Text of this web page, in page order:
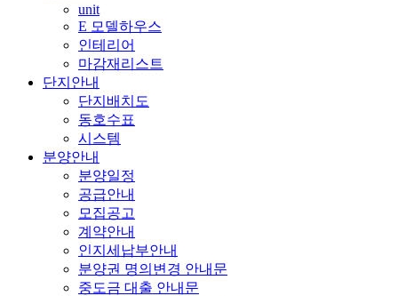
unit
E 모델하우스
인테리어
마감재리스트
단지안내
단지배치도
동호수표
시스템
분양안내
분양일정
공급안내
모집공고
계약안내
인지세납부안내
분양권 명의변경 안내문
중도금 대출 안내문